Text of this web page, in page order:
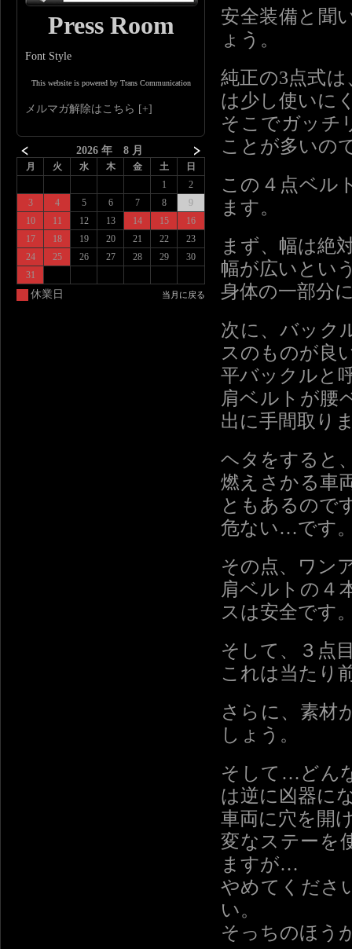
安全装備と聞
ょう。
純正の3点式
は少し使いに
そこでガッチ
ことが多いの
この４点ベル
ます。
まず、幅は絶
幅が広いとい
身体の一部分
次に、バック
スのものが良
平バックルと
肩ベルトが腰
出に手間取り
ヘタをすると
燃えさかる車
ともあるので
危ない…です
その点、ワン
肩ベルトの４
スは安全です
そして、３点
これは当たり
さらに、素材
しょう。
そして…どん
は逆に凶器に
車両に穴を開
変なステーを
ますが…
やめてくださ
い。
そっちのほう
Press Room
Font Style
This website is powered by Trans Communication
メルマガ解除はこちら
2026 年 8 月
月 火 水 木 金 土
日
1
2
3
4 5 6 7 8
9
10
11 12 13 14 15
16
17
18 19 20 21 22
23
24
25 26 27 28 29
30
31
休業日 当月に戻る